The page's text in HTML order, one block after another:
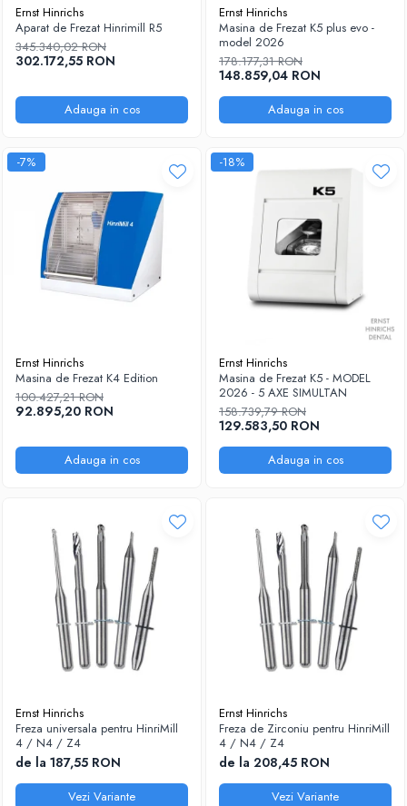
Ernst Hinrichs
Aparat de Frezat Hinrimill R5
345.340,02 RON
302.172,55 RON
Adauga in cos
Ernst Hinrichs
Masina de Frezat K5 plus evo -
model 2026
178.177,31 RON
148.859,04 RON
Adauga in cos
-7%
Ernst Hinrichs
Masina de Frezat K4 Edition
100.427,21 RON
92.895,20 RON
Adauga in cos
-18%
Ernst Hinrichs
Masina de Frezat K5 - MODEL
2026 - 5 AXE SIMULTAN
158.739,79 RON
129.583,50 RON
Adauga in cos
Ernst Hinrichs
Freza universala pentru HinriMill
4 / N4 / Z4
de la 187,55 RON
Vezi Variante
Ernst Hinrichs
Freza de Zirconiu pentru HinriMill
4 / N4 / Z4
de la 208,45 RON
Vezi Variante